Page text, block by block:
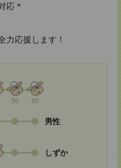
応＊
力応援します！
50 60
男性
しずか